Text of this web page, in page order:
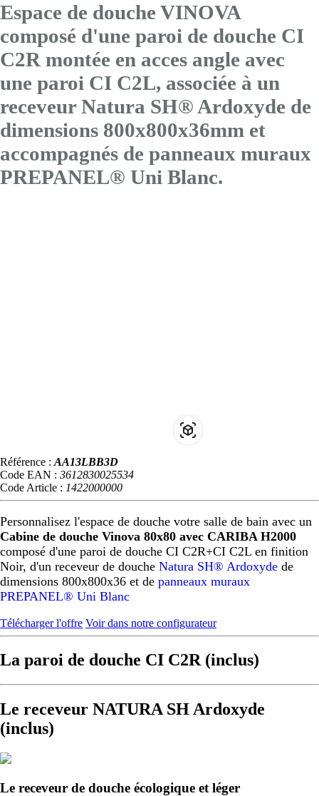
Espace de douche VINOVA
composé d'une paroi de douche CI
C2R montée en acces angle avec
une paroi CI C2L, associée à un
receveur Natura SH® Ardoxyde de
dimensions 800x800x36mm et
accompagnés de panneaux muraux
PREPANEL® Uni Blanc.
Référence : AA13LBB3D
Code EAN : 3612830025534
Code Article : 1422000000
Personnalisez l'espace de douche votre salle de bain avec un
Cabine de douche Vinova 80x80 avec CARIBA H2000
composé d'une paroi de douche CI C2R+CI C2L en finition
Noir, d'un receveur de douche Natura SH® Ardoxyde de
dimensions 800x800x36 et de panneaux muraux
PREPANEL® Uni Blanc
Télécharger l'offre Voir dans notre configurateur
La paroi de douche CI C2R (inclus)
Le receveur NATURA SH Ardoxyde
(inclus)
Le receveur de douche écologique et léger